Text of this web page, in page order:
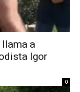
llama a
Igor
0